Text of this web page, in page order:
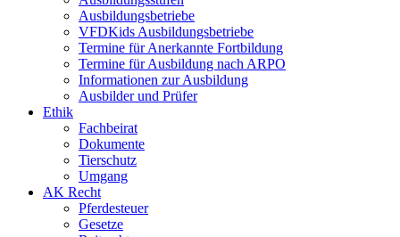
Ausbildungsbetriebe
VFDKids Ausbildungsbetriebe
Termine für Anerkannte Fortbildung
Termine für Ausbildung nach ARPO
Informationen zur Ausbildung
Ausbilder und Prüfer
Ethik
Fachbeirat
Dokumente
Tierschutz
Umgang
AK Recht
Pferdesteuer
Gesetze